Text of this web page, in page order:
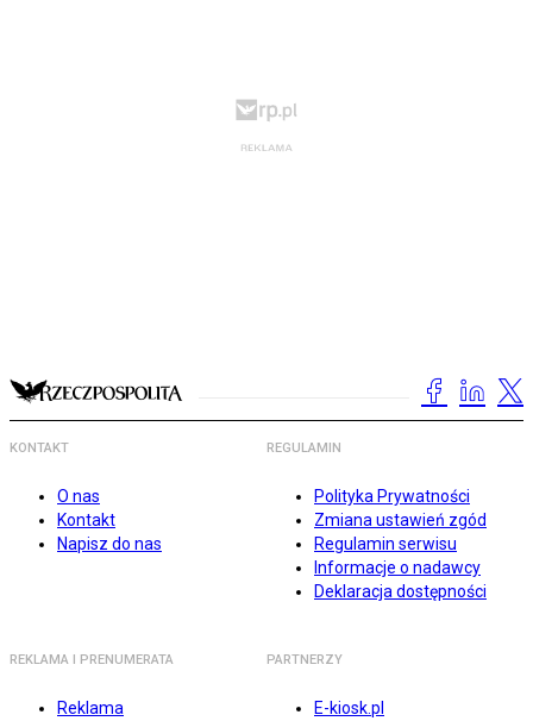
KONTAKT
O nas
Kontakt
Napisz do nas
REGULAMIN
Polityka Prywatności
Zmiana ustawień zgód
Regulamin serwisu
Informacje o nadawcy
Deklaracja dostępności
REKLAMA I PRENUMERATA
Reklama
PARTNERZY
E-kiosk.pl